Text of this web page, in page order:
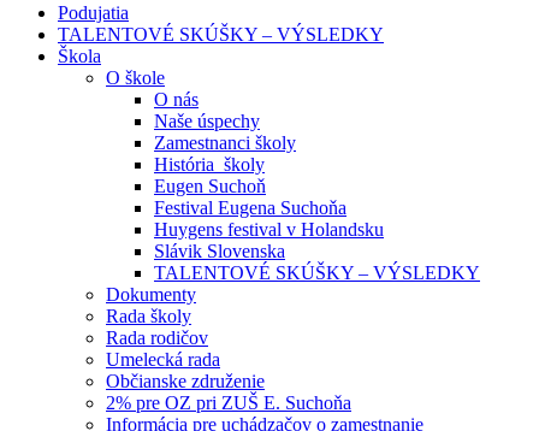
Podujatia
TALENTOVÉ SKÚŠKY – VÝSLEDKY
Škola
O škole
O nás
Naše úspechy
Zamestnanci školy
História školy
Eugen Suchoň
Festival Eugena Suchoňa
Huygens festival v Holandsku
Slávik Slovenska
TALENTOVÉ SKÚŠKY – VÝSLEDKY
Dokumenty
Rada školy
Rada rodičov
Umelecká rada
Občianske združenie
2% pre OZ pri ZUŠ E. Suchoňa
Informácia pre uchádzačov o zamestnanie